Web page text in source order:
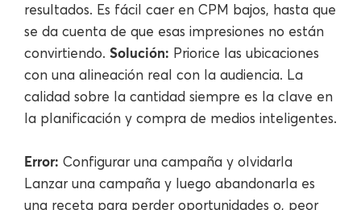
resultados. Es fácil caer en CPM bajos, hasta que
se da cuenta de que esas impresiones no están
convirtiendo. Solución: Priorice las ubicaciones
con una alineación real con la audiencia. La
calidad sobre la cantidad siempre es la clave en
la planificación y compra de medios inteligentes.
Error: Configurar una campaña y olvidarla
Lanzar una campaña y luego abandonarla es
una receta para perder oportunidades o, peor